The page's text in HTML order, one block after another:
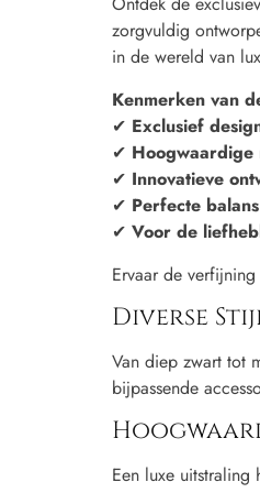
zorgvuldig
in de wereld van
Kenmerken van
✔ Exclusief
✔ Hoogwaardige
✔ Innovatieve
✔ Perfecte balans
✔ Voor de
Ervaar de
Diverse
Van diep zwart tot
bijpassende
Een luxe